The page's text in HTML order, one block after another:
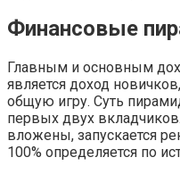
Финансовые
Главным и основным
является доход
общую игру. Суть
первых двух
вложены, запускается
100% определяется по